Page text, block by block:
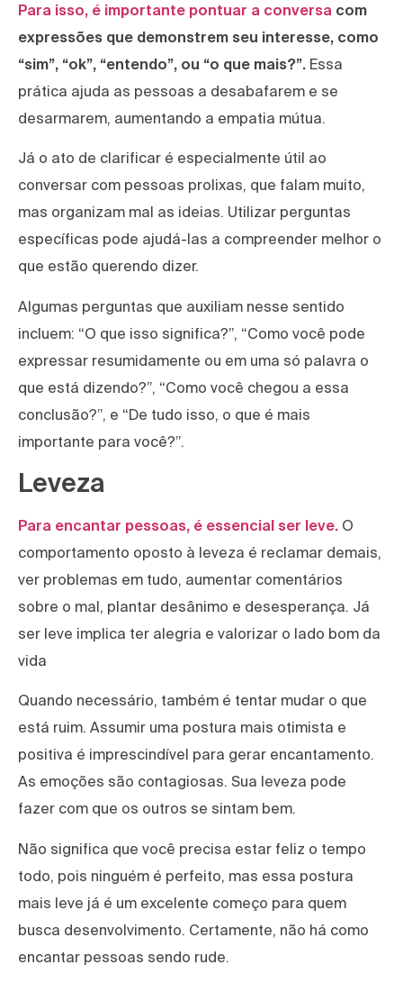
Para isso, é importante pontuar a conversa com
expressões que demonstrem seu interesse, como
“sim”, “ok”, “entendo”, ou “o que mais?”. Essa
prática ajuda as pessoas a desabafarem e se
desarmarem, aumentando a empatia mútua.
Já o ato de clarificar é especialmente útil ao
conversar com pessoas prolixas, que falam muito,
mas organizam mal as ideias. Utilizar perguntas
específicas pode ajudá-las a compreender melhor o
que estão querendo dizer.
Algumas perguntas que auxiliam nesse sentido
incluem: “O que isso significa?”, “Como você pode
expressar resumidamente ou em uma só palavra o
que está dizendo?”, “Como você chegou a essa
conclusão?”, e “De tudo isso, o que é mais
importante para você?”.
Leveza
Para encantar pessoas, é essencial ser leve. O
comportamento oposto à leveza é reclamar demais,
ver problemas em tudo, aumentar comentários
sobre o mal, plantar desânimo e desesperança. Já
ser leve implica ter alegria e valorizar o lado bom da
vida
Quando necessário, também é tentar mudar o que
está ruim. Assumir uma postura mais otimista e
positiva é imprescindível para gerar encantamento.
As emoções são contagiosas. Sua leveza pode
fazer com que os outros se sintam bem.
Não significa que você precisa estar feliz o tempo
todo, pois ninguém é perfeito, mas essa postura
mais leve já é um excelente começo para quem
busca desenvolvimento. Certamente, não há como
encantar pessoas sendo rude.